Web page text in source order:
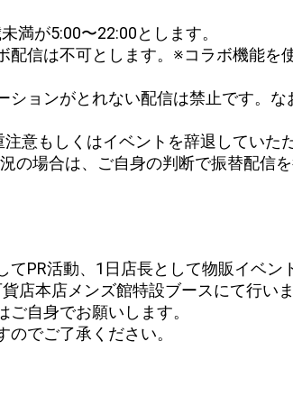
満が5:00〜22:00とします。
配信は不可とします。※コラボ機能を
ションがとれない配信は禁止です。
意もしくはイベントを辞退していた
の場合は、ご自身の判断で振替配
PR活動、1日店長として物販イベン
店本店メンズ館特設ブースにて行いま
自身でお願いします。
でご了承ください。